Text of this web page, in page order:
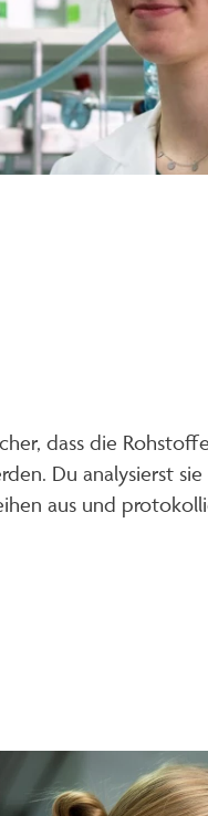
dass die
Du analysierst
aus und